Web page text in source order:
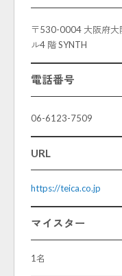
〒530-0004 大阪府大
ル4 階 SYNTH
電話番号
06-6123-7509
URL
https://teica.co.jp
マイスター
1名